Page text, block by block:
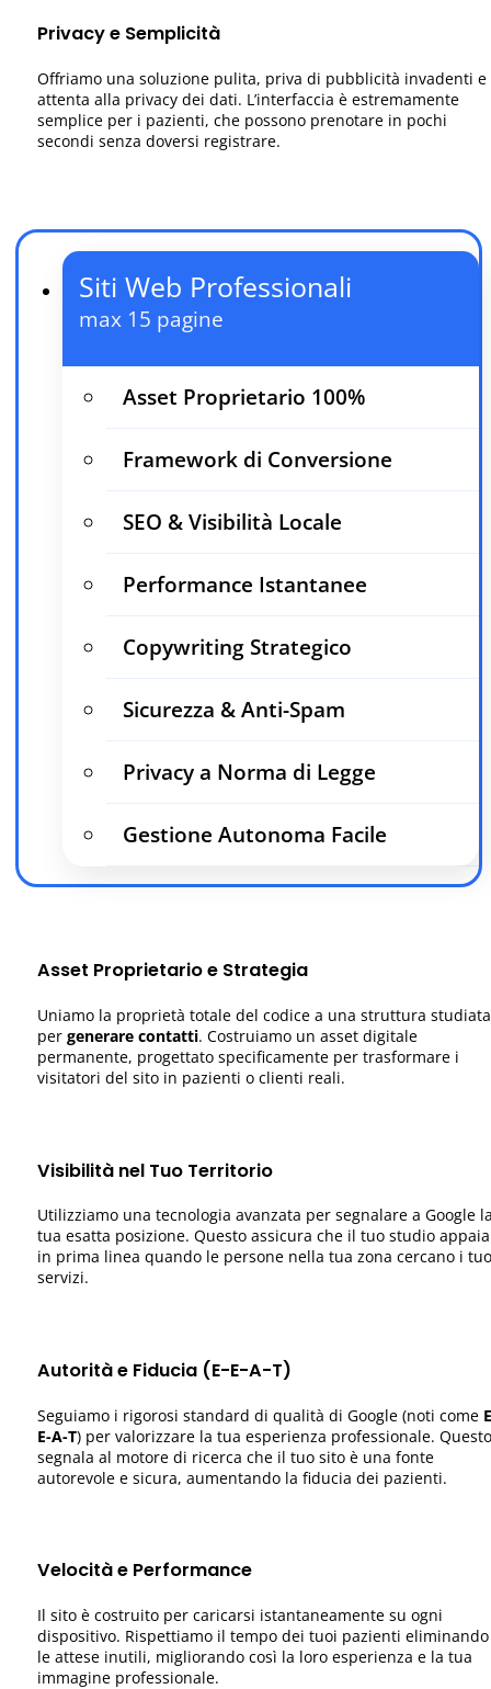
Privacy e Semplicità
Offriamo una soluzione pulita, priva di pubblicità invadenti e
attenta alla privacy dei dati. L’interfaccia è estremamente
semplice per i pazienti, che possono prenotare in pochi
secondi senza doversi registrare.
Siti Web Professionali
max 15 pagine
Asset Proprietario 100%
Framework di Conversione
SEO & Visibilità Locale
Performance Istantanee
Copywriting Strategico
Sicurezza & Anti-Spam
Privacy a Norma di Legge
Gestione Autonoma Facile
Asset Proprietario e Strategia
Uniamo la proprietà totale del codice a una struttura studiata
per generare contatti. Costruiamo un asset digitale
permanente, progettato specificamente per trasformare i
visitatori del sito in pazienti o clienti reali.
Visibilità nel Tuo Territorio
Utilizziamo una tecnologia avanzata per segnalare a Google
tua esatta posizione. Questo assicura che il tuo studio appaia
in prima linea quando le persone nella tua zona cercano i
servizi.
Autorità e Fiducia (E-E-A-T)
Seguiamo i rigorosi standard di qualità di Google (noti come
E-A-T) per valorizzare la tua esperienza professionale. Questo
segnala al motore di ricerca che il tuo sito è una fonte
autorevole e sicura, aumentando la fiducia dei pazienti.
Velocità e Performance
Il sito è costruito per caricarsi istantaneamente su ogni
dispositivo. Rispettiamo il tempo dei tuoi pazienti eliminando
le attese inutili, migliorando così la loro esperienza e la tua
immagine professionale.